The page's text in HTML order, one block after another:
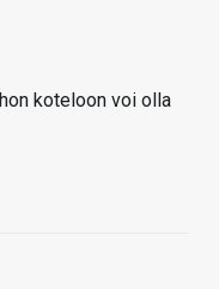
koteloon voi olla